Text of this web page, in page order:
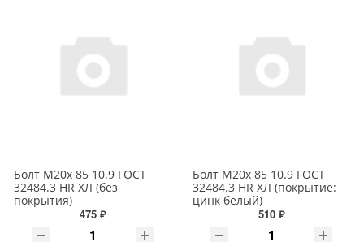
Болт М20х 85 10.9 ГОСТ
32484.3 HR ХЛ (без
покрытия)
475 ₽
Болт М20х 85 10.9 ГОСТ
32484.3 HR ХЛ (покрытие:
цинк белый)
510 ₽